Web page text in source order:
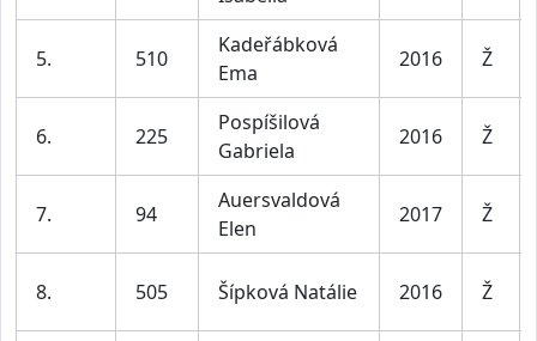
5. 510
Kadeřábková
Ema
2016 Ž
6. 225
Pospíšilová
Gabriela
2016 Ž
7. 94
Auersvaldová
Elen
2017 Ž
8. 505 Šípková Natálie 2016 Ž